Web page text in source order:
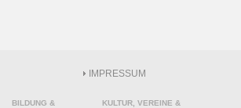
IMPRESSUM
BILDUNG &
KULTUR, VEREINE &